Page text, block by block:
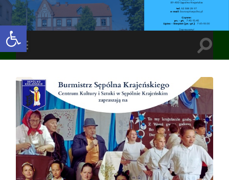
Open toolbar
Toggle
mobile
Toggle